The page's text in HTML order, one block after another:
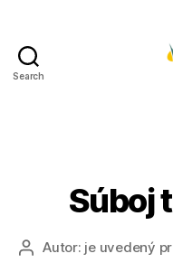
Search
Súboj
AutorAutor: je uvedený